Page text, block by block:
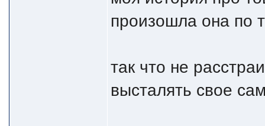
произошла она по
так что не
высталять свое